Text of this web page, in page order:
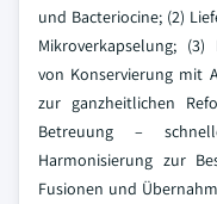
und Bacteriocine; (2)
Mikroverkapselung;
von Konservierung mit
zur ganzheitlichen
Betreuung –
Harmonisierung zur
Fusionen und